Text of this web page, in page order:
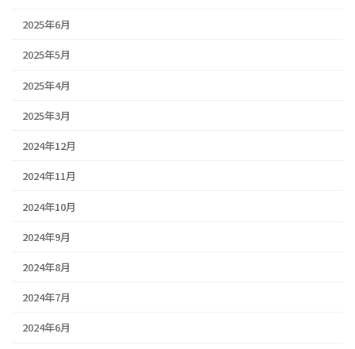
2025年6月
2025年5月
2025年4月
2025年3月
2024年12月
2024年11月
2024年10月
2024年9月
2024年8月
2024年7月
2024年6月